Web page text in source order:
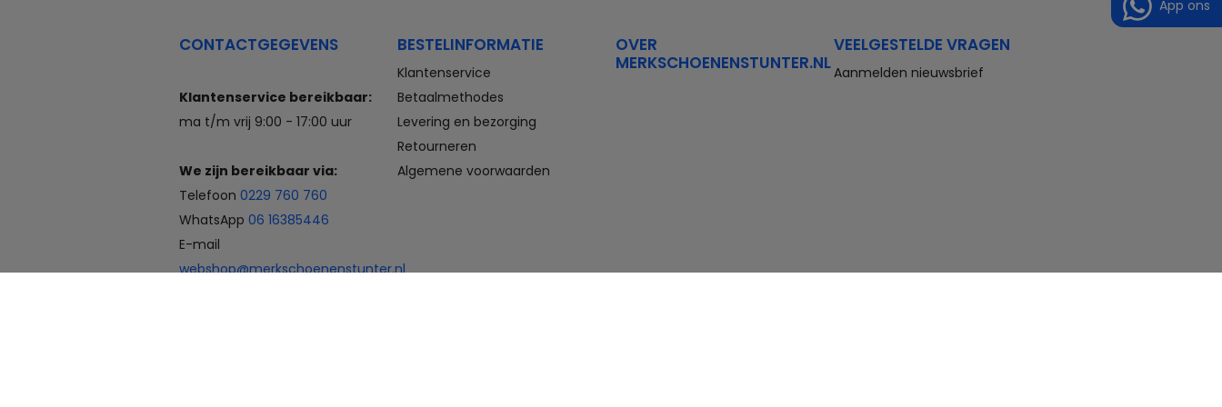
Wolky
Compleet aanbod outlet
Veterschoenen, sneakers,
boots en nette schoenen voor
korting in de schoenen outlet
CONTACTGEGEVENS
Klantenservice bereikbaar:
ma t/m vrij 9:00 - 17:00 uur
We zijn bereikbaar via:
Telefoon 0229 760 760
WhatsApp 06 16385446
E-mail
webshop@merkschoenenstunter.nl
BESTELINFORMATIE
Klantenservice
Betaalmethodes
Levering en bezorging
Retourneren
Algemene voorwaarden
OVER
MERKSCHOENENSTUNTER.NL
VEELGESTELDE VRAGEN
Aanmelden nieuwsbrief
App ons